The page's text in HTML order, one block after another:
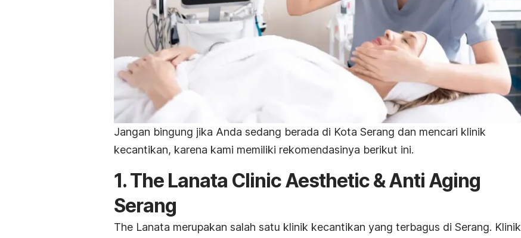
Jangan bingung jika Anda sedang berada di Kota Serang dan mencari klinik
kecantikan, karena kami memiliki rekomendasinya berikut ini.
1. The Lanata Clinic Aesthetic & Anti Aging
Serang
The Lanata merupakan salah satu klinik kecantikan yang terbagus di Serang. Klinik